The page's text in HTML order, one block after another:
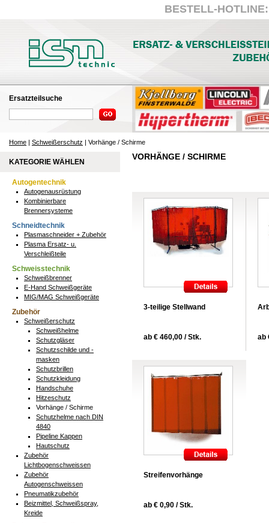
BESTELL-
Ersatzteilsuche
Home | Schweißerschutz | Vorhänge / Schirme
KATEGORIE WÄHLEN
Autogentechnik
Autogenausrüstung
Kombinierbare
Brennersysteme
Schneidtechnik
Plasmaschneider + Zubehör
Plasma Ersatz- u.
Verschleißteile
Schweisstechnik
Schweißbrenner
E-Hand Schweißgeräte
MIG/MAG Schweißgeräte
Zubehör
Schweißerschutz
Schweißhelme
Schutzgläser
Schutzschilde und -
masken
Schutzbrillen
Schutzkleidung
Handschuhe
Hitzeschutz
Vorhänge / Schirme
Schutzhelme nach DIN
4840
Pipeline Kappen
Hautschutz
Zubehör
Lichtbogenschweissen
Zubehör
Autogenschweissen
Pneumatikzubehör
Beizmittel, Schweißspray,
Kreide
VORHÄNGE / SCHIRME
3-teilige Stellwand
ab € 460,00 / Stk. ab
Streifenvorhänge
ab € 0,90 / Stk.